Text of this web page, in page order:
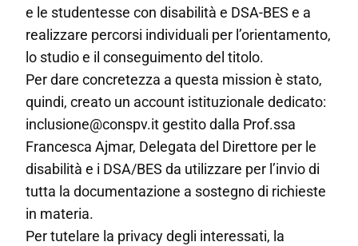
e le studentesse con disabilità e DSA-BES e a
realizzare percorsi individuali per l’orientamento,
lo studio e il conseguimento del titolo.
Per dare concretezza a questa mission è stato,
quindi, creato un account istituzionale dedicato:
inclusione@conspv.it gestito dalla Prof.ssa
Francesca Ajmar, Delegata del Direttore per le
disabilità e i DSA/BES da utilizzare per l’invio di
tutta la documentazione a sostegno di richieste
in materia.
Per tutelare la privacy degli interessati, la